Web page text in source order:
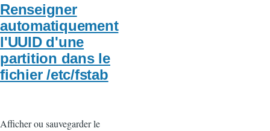
Renseigner
automatiquement
l'UUID d'une
partition dans le
fichier /etc/fstab
Afficher ou sauvegarder le